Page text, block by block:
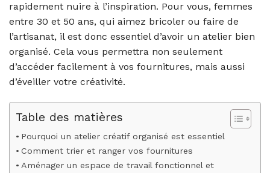
rapidement nuire à l’inspiration. Pour vous, femmes
entre 30 et 50 ans, qui aimez bricoler ou faire de
l’artisanat, il est donc essentiel d’avoir un atelier bien
organisé. Cela vous permettra non seulement
d’accéder facilement à vos fournitures, mais aussi
d’éveiller votre créativité.
Table des matières
Pourquoi un atelier créatif organisé est essentiel
Comment trier et ranger vos fournitures
Aménager un espace de travail fonctionnel et